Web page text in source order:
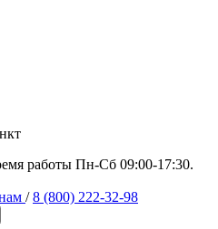
работы Пн-Сб 09:00-17:30.
/ 8 (800) 222-32-98